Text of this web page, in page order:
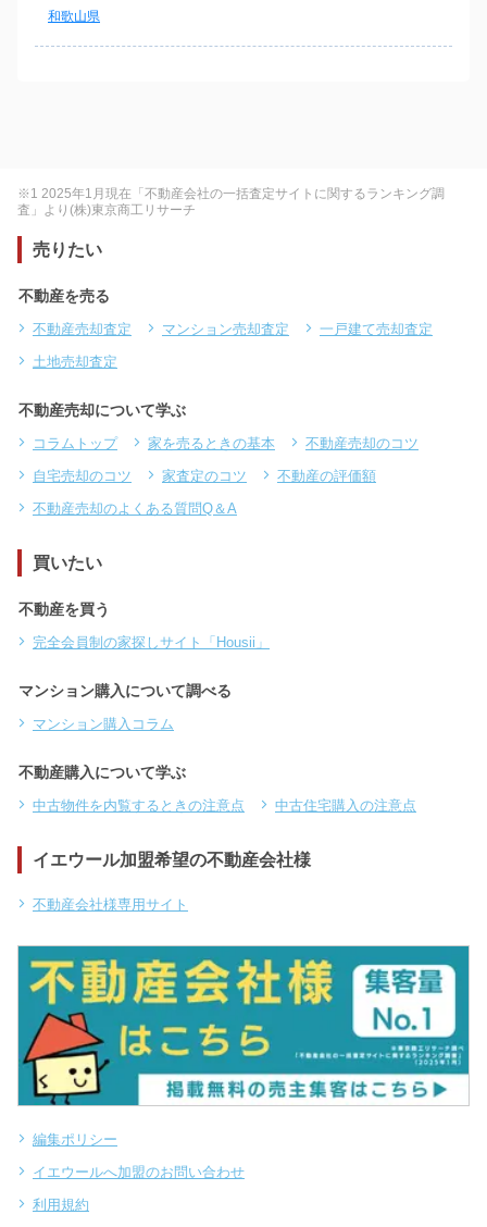
和歌山県
※1 2025年1月現在「不動産会社の一括査定サイトに関するランキング調
査」より(株)東京商工リサーチ
売りたい
不動産を売る
不動産売却査定 マンション売却査定
一戸建て売却査定
土地売却査定
不動産売却について学ぶ
コラムトップ 家を売るときの基本
不動産売却のコツ
自宅売却のコツ
家査定のコツ
不動産の評価額
不動産売却のよくある質問Q＆A
買いたい
不動産を買う
完全会員制の家探しサイト「Housii」
マンション購入について調べる
マンション購入コラム
不動産購入について学ぶ
中古物件を内覧するときの注意点 中古住宅購入の注意点
イエウール加盟希望の不動産会社様
不動産会社様専用サイト
編集ポリシー
イエウールへ加盟のお問い合わせ
利用規約